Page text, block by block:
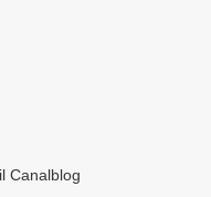
Canalblog